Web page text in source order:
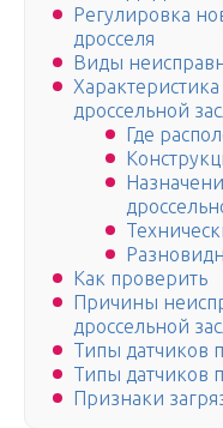
Регулировка
дросселя
Виды
дроссельной
Где
Как проверить
Причины
дроссельной
Типы датчиков
Типы датчиков
Признаки